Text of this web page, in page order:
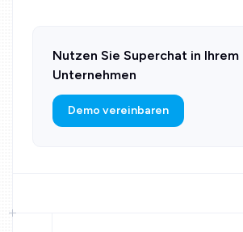
Nutzen Sie Superchat in Ihrem
Unternehmen
Demo vereinbaren